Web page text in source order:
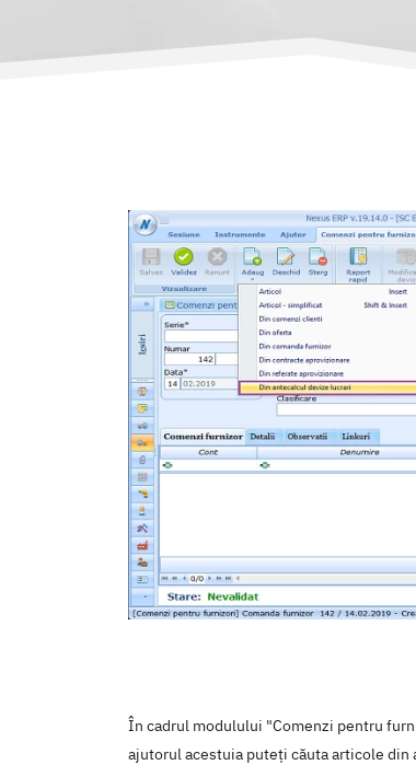
În cadrul modulului "Comenzi pentru
ajutorul acestuia puteți căuta articole